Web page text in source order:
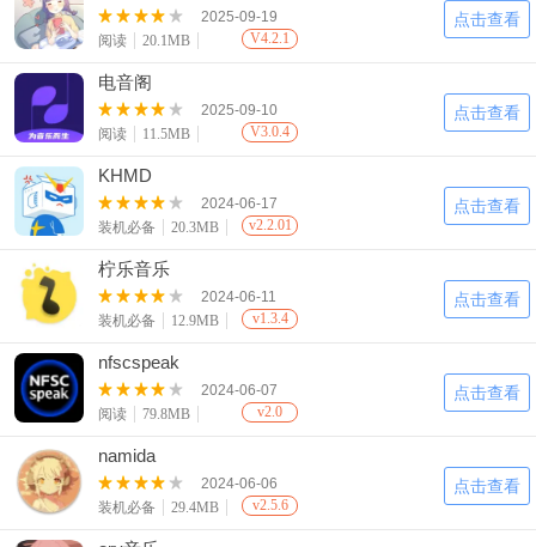
2025-09-19
阅读
20.1MB V4.2.1
点击查看
电音阁
2025-09-10
阅读
11.5MB V3.0.4
点击查看
KHMD
2024-06-17
装机必备
20.3MB v2.2.01
点击查看
柠乐音乐
2024-06-11
装机必备
12.9MB v1.3.4
点击查看
nfscspeak
2024-06-07
阅读
79.8MB v2.0
点击查看
namida
2024-06-06
装机必备
29.4MB v2.5.6
点击查看